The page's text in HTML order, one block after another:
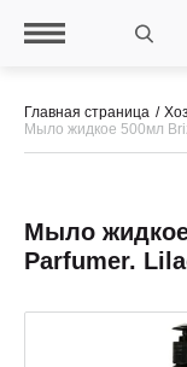
Главная страница
Мыло жидкое 500мл
Мыло
Parfumer.